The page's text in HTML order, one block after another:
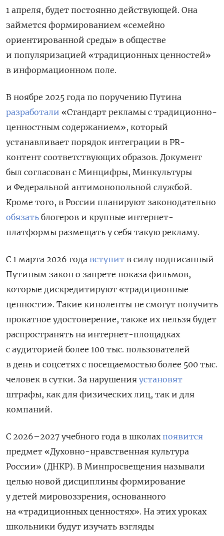
1 апреля, будет постоянно действующей. Она
займется формированием «семейно
ориентированной среды» в обществе
и популяризацией «традиционных ценностей»
в информационном поле.
В ноябре 2025 года по поручению Путина
разработали «Стандарт рекламы с традиционно-
ценностным содержанием», который
устанавливает порядок интеграции в PR-
контент соответствующих образов. Документ
был согласован с Минцифры, Минкультуры
и Федеральной антимонопольной службой.
Кроме того, в России планируют законодательно
обязать блогеров и крупные интернет-
платформы размещать у себя такую рекламу.
С 1 марта 2026 года вступит в силу подписанный
Путиным закон о запрете показа фильмов,
которые дискредитируют «традиционные
ценности». Такие киноленты не смогут получить
прокатное удостоверение, также их нельзя будет
распространять на интернет-площадках
с аудиторией более 100 тыс. пользователей
в день и соцсетях с посещаемостью более 500 тыс.
человек в сутки. За нарушения установят
штрафы, как для физических лиц, так и для
компаний.
С 2026–2027 учебного года в школахпоявится
предмет «Духовно-нравственная культура
России» (ДНКР). В Минпросвещения называли
целью новой дисциплины формирование
у детей мировоззрения, основанного
на «традиционных ценностях». На этих уроках
школьники будут изучать взгляды